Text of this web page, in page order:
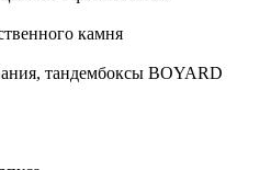
камня
тандембоксы BOYARD